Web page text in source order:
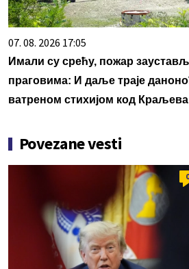
07. 08. 2026 17:05
Имали су срећу, пожар
праговима: И даље траје
ватреном стихијом код Краљева
Povezane vesti
0